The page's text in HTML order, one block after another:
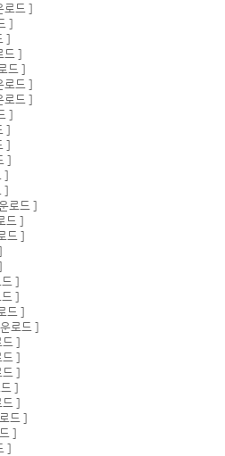
로드]
]
]
드]
드]
로드]
로드]
]
]
]
]
]
]
로드]
드]
드]
]
]
드]
로드]
]
]
]
]
]
드]
]
]